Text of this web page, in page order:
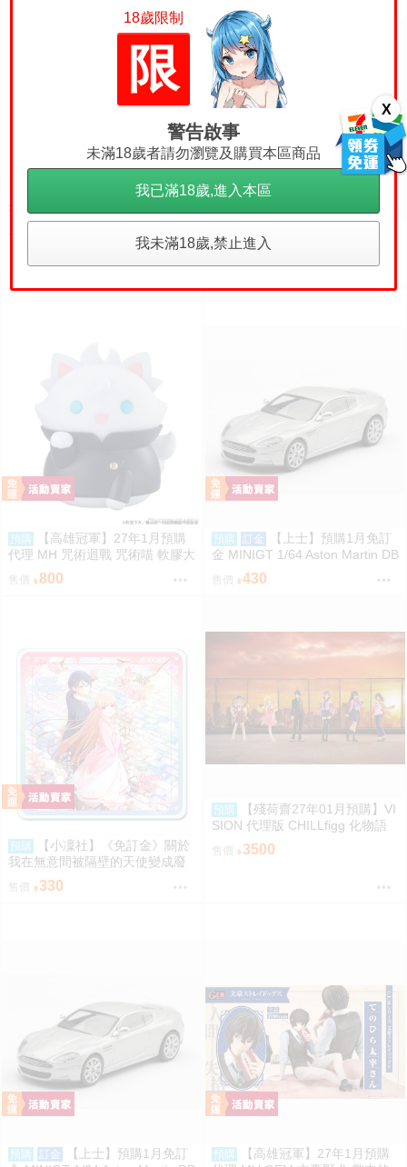
X
【一起來當嗑書蟲】來自清水的
孩子(套) Son of Formosa
千恋*万花 十周年合同 せしおダ
ブル 700
預購
【高雄冠軍】27年1月預購
代理 MH 咒術迴戰 咒術喵 軟膠大
貓咪 五條悟 再版 免訂金0813
800
預購 訂金
【上士】預購1月免訂
金 MINIGT 1/64 Aston Martin DB
S 2008 銀2008 右駕 39674 080
430
預購
【小凜社】《免訂金》關於
我在無意間被隔壁的天使變成廢
柴這件事2 椎名真晝 賞櫻 小惡魔
偶像 愚人節 情人節 壓克力杯墊
售價 330
預購
【殘荷齋27年01月預購】VI
SION 代理版 CHILLfigg 化物語
盒玩 中盒6入 0923
售價 3500
預購 訂金
【上士】預購1月免訂
預購
【高雄冠軍】27年1月預購
18歲限制
限
警告啟事
未滿18歲者請勿瀏覽及購買本區商品
我已滿18歲,進入本區
我未滿18歲,禁止進入